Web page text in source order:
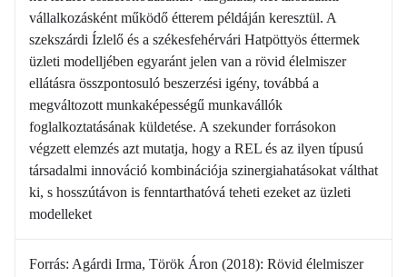
vállalkozásként működő étterem példáján keresztül. A
szekszárdi Ízlelő és a székesfehérvári Hatpöttyös éttermek
üzleti modelljében egyaránt jelen van a rövid élelmiszer
ellátásra összpontosuló beszerzési igény, továbbá a
megváltozott munkaképességű munkavállók
foglalkoztatásának küldetése. A szekunder forrásokon
végzett elemzés azt mutatja, hogy a REL és az ilyen típusú
társadalmi innováció kombinációja szinergiahatásokat válthat
ki, s hosszútávon is fenntarthatóvá teheti ezeket az üzleti
modelleket
Forrás: Agárdi Irma, Török Áron (2018): Rövid élelmiszer